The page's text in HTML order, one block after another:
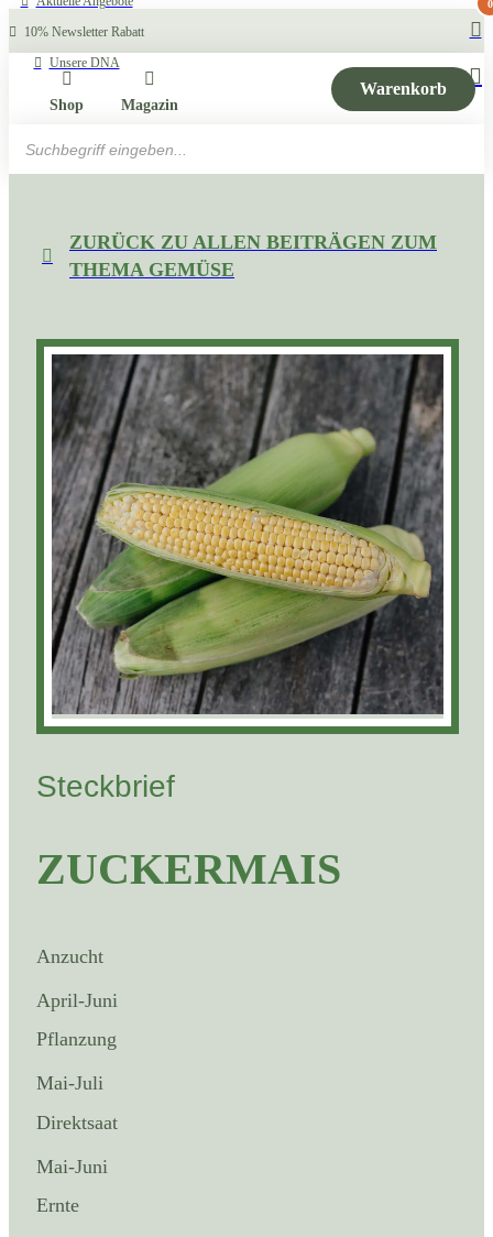
10% Newsletter Rabatt
Unsere DNA
Shop Magazin
Warenkorb
0
search
ZURÜCK ZU ALLEN BEITRÄGEN ZUM
THEMA GEMÜSE
Steckbrief
ZUCKERMAIS
Anzucht
April-Juni
Pflanzung
Mai-Juli
Direktsaat
Mai-Juni
Ernte